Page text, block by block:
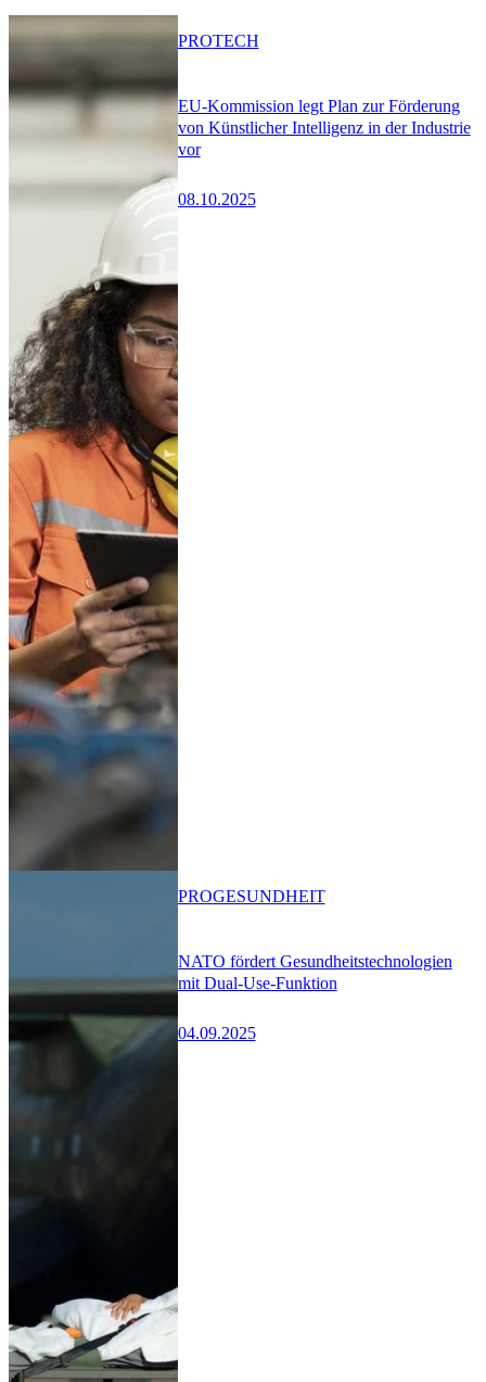
EU-Kommission legt Plan zur Förderung
von Künstlicher Intelligenz in der Industrie
vor
08.10.2025
PROTECH
NATO fördert Gesundheitstechnologien
mit Dual-Use-Funktion
04.09.2025
PROGESUNDHEIT